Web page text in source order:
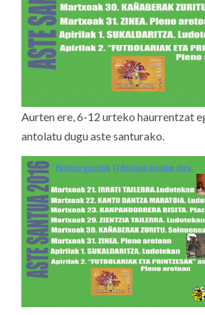
Aurten ere, 6-12 urteko haurrentzat
antolatu dugu aste santurako.